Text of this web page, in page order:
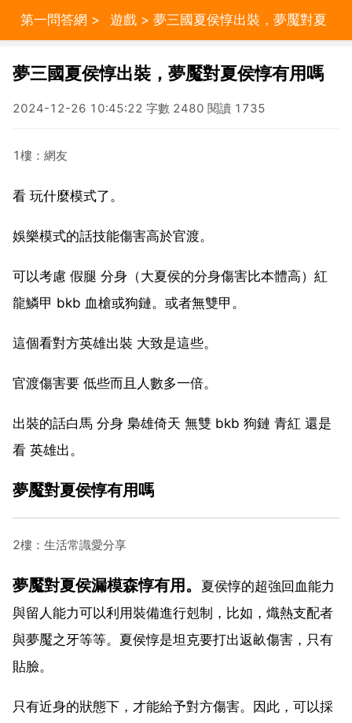
第一問答網 > 遊戲 > 夢三國夏侯惇出裝，夢魘對夏
夢三國夏侯惇出裝，夢魘對夏侯惇有用嗎
2024-12-26 10:45:22 字數 2480 閱讀 1735
1樓：網友
看 玩什麼模式了。
娛樂模式的話技能傷害高於官渡。
可以考慮 假腿 分身（大夏侯的分身傷害比本體高）紅
龍鱗甲 bkb 血槍或狗鏈。或者無雙甲。
這個看對方英雄出裝 大致是這些。
官渡傷害要 低些而且人數多一倍。
出裝的話白馬 分身 梟雄倚天 無雙 bkb 狗鏈 青紅 還是
看 英雄出。
夢魘對夏侯惇有用嗎
2樓：生活常識愛分享
夢魘對夏侯漏模森惇有用。
夏侯惇的超強回血能力
與留人能力可以利用裝備進行剋制，比如，熾熱支配者
與夢魘之牙等等。夏侯惇是坦克要打出返畝傷害，只有
貼臉。
只有近身的狀態下，才能給予對方傷害。因此，可以採